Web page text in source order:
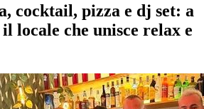
cocktail, pizza e dj set: a
locale che unisce relax e